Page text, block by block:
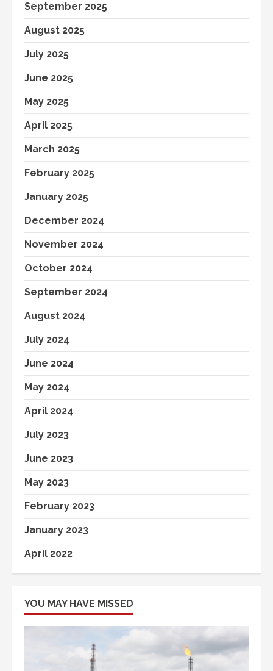
September 2025
August 2025
July 2025
June 2025
May 2025
April 2025
March 2025
February 2025
January 2025
December 2024
November 2024
October 2024
September 2024
August 2024
July 2024
June 2024
May 2024
April 2024
July 2023
June 2023
May 2023
February 2023
January 2023
April 2022
YOU MAY HAVE MISSED